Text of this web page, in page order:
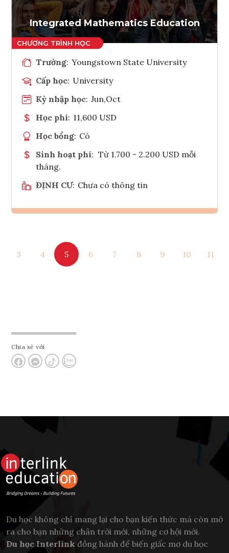
Tham vấn Interlink
Integrated Mathematics Education
Trường: Youngstown State University
Cấp học: University
Kỳ nhập học: Jun,Oct
Học phí: 11,600 USD
Học bổng: Có
Sinh hoạt phí: Từ 1.700 - 2.200 USD mỗi
tháng.
ĐỊNH CƯ: Chưa có thông tin
Tham vấn Interlink
3 4 5 6 7 8 9 10 11
Chia sẻ với
Du học không chỉ mang lại cho bạn kiến thức mà còn mở
ra cho bạn những chân trời mới, những cơ hội mới.
Du học Interlink đồng hành để biến giấc mơ du học